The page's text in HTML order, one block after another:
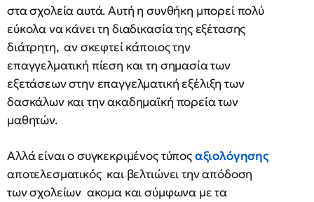
στα σχολεία αυτά. Αυτή η συνθήκη μπορεί πολύ
εύκολα να κάνει τη διαδικασία της εξέτασης
διάτρητη, αν σκεφτεί κάποιος την
επαγγελματική πίεση και τη σημασία των
εξετάσεων στην επαγγελματική εξέλιξη των
δασκάλων και την ακαδημαϊκή πορεία των
μαθητών.
Αλλά είναι ο συγκεκριμένος τύποςαξιολόγησης
αποτελεσματικός και βελτιώνει την απόδοση
των σχολείων ακομα και σύμφωνα με τα